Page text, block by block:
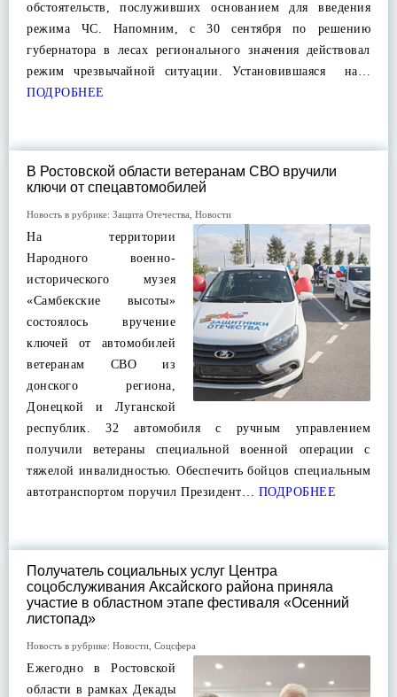
обстоятельств, послуживших основанием для введения
режима ЧС. Напомним, с 30 сентября по решению
губернатора в лесах регионального значения действовал
режим чрезвычайной ситуации. Установившаяся на…
ПОДРОБНЕЕ
В Ростовской области ветеранам СВО вручили
ключи от спецавтомобилей
Новость в рубрике: Защита Отечества Новости
На территории
Народного военно-
исторического музея
«Самбекские высоты»
состоялось вручение
ключей от автомобилей
ветеранам СВО из
донского региона,
Донецкой и Луганской
республик. 32 автомобиля с ручным управлением
получили ветераны специальной военной операции с
тяжелой инвалидностью. Обеспечить бойцов специальным
автотранспортом поручил Президент… ПОДРОБНЕЕ
Получатель социальных услуг Центра
соцобслуживания Аксайского района приняла
участие в областном этапе фестиваля «Осенний
листопад»
Новость в рубрике: Новости Соцсфера
Ежегодно в Ростовской
области в рамках Декады